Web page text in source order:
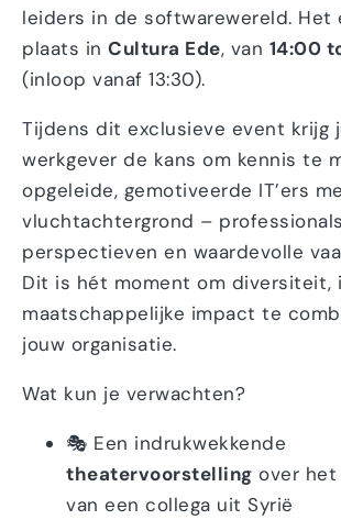
leiders in de softwarewereld. Het
plaats in Cultura Ede, van 14:00
(inloop vanaf 13:30).
Tijdens dit exclusieve event krijg
werkgever de kans om kennis te
opgeleide, gemotiveerde IT’ers
vluchtachtergrond –
perspectieven en waardevolle
Dit is hét moment om diversiteit,
maatschappelijke impact te
jouw organisatie.
Wat kun je verwachten?
🎭 Een indrukwekkende
theatervoorstelling over het
van een collega uit Syrië